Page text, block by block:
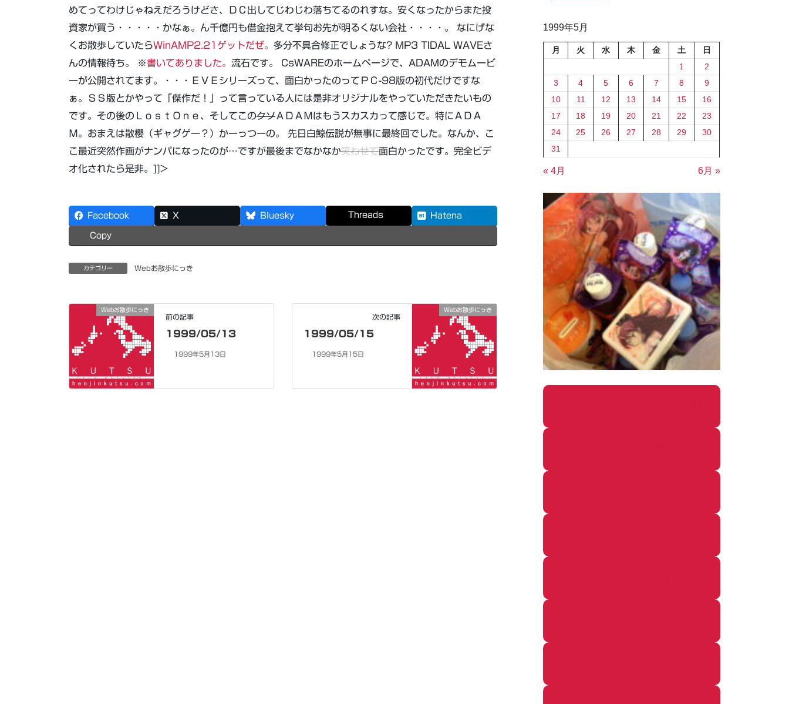
めてってわけじゃねえだろうけどさ、ＤＣ出してじわじわ落ちてるのれすな。安くなったからまた投
資家が買う・・・・・かなぁ。ん千億円も借金抱えて挙句お先が明るくない会社・・・・。 なにげな
くお散歩していたらWinAMP2.21ゲットだぜ。 多分不具合修正でしょうな? MP3 TIDAL WAVEさ
んの情報待ち。 ※書いてありました。 流石です。 CsWAREのホームページで、ADAMのデモムービ
ーが公開されてます。・・・ＥＶＥシリーズって、面白かったのってＰＣ-98版の初代だけですな
ぁ。ＳＳ版とかやって「傑作だ！」って言っている人には是非オリジナルをやっていただきたいもの
です。その後のＬｏｓｔＯｎｅ、そしてこのクソＡＤＡＭはもうスカスカって感じで。特にＡＤＡ
Ｍ。おまえは散櫻（ギャグゲー？）かーっつーの。 先日白鯨伝説が無事に最終回でした。なんか、こ
こ最近突然作画がナンパになったのが…ですが最後までなかなか笑わせて面白かったです。完全ビデ
オ化されたら是非。]]>
Facebook X Bluesky Threads Hatena
Copy
カテゴリー Webお散歩にっき
Webお散歩にっき
前の記事
1999/05/13
1999年5月13日
Webお散歩にっき
次の記事
1999/05/15
1999年5月15日
1999年5月
月 火 水 木 金 土
日
1
2
3
4 5 6 7 8
9
10
11 12 13 14 15
16
17
18 19 20 21 22
23
24
25 26 27 28 29
30
31
« 4月 6月 »